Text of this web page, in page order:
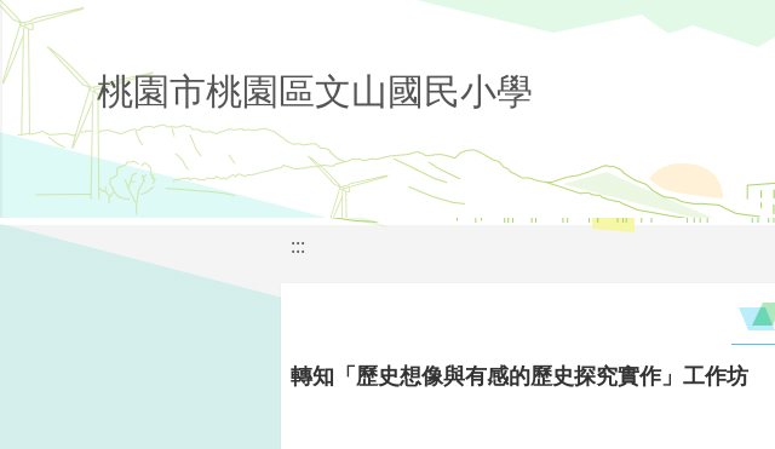
桃園市桃園區文山國民小學
:::
轉知「歷史想像與有感的歷史探究實作」工作坊